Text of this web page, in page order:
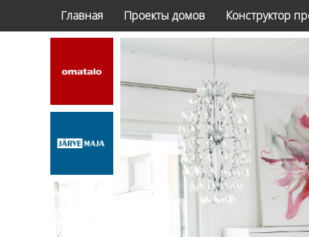
Главная Проекты домов Конструктор